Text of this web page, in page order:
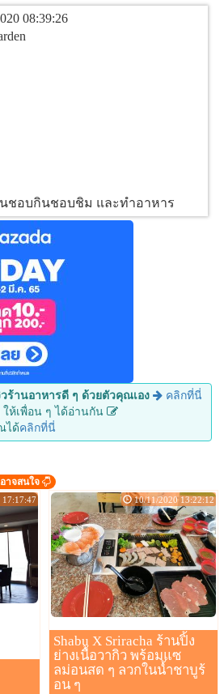
08:39:26
ชอบกินชอบชิม และทำอาหาร
ร้านอาหารดี ๆ ด้วยตัวคุณเอง
คลิกที่นี่
ให้เพื่อน ๆ ได้อ่านกัน
ได้คลิกที่นี่
าจสนใจ
Shabu X Sriracha ร้านปิ้ง
ย่างเนื้อวากิว พร้อมแซ
ลม่อนสด ๆ ลวกในน้ำชาบูร้
อน ๆ
10/11/2020 13:22:12